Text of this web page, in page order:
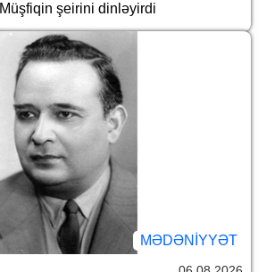
şeirini dinləyirdi
MƏDƏNIYYƏT